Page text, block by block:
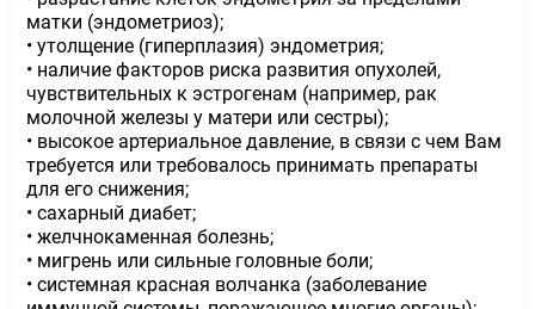
матки (эндометриоз);
• утолщение (гиперплазия) эндометрия;
• наличие факторов риска развития опухолей,
чувствительных к эстрогенам (например, рак
молочной железы у матери или сестры);
• высокое артериальное давление, в связи с чем Вам
требуется или требовалось принимать препараты
для его снижения;
• сахарный диабет;
• желчнокаменная болезнь;
• мигрень или сильные головные боли;
• системная красная волчанка (заболевание